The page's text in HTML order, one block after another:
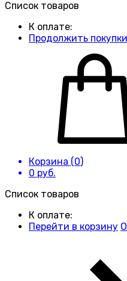
Список товаров
К оплате:
Продолжить покупки
Корзина (0)
0 руб.
Список товаров
К оплате:
Перейти в корзину